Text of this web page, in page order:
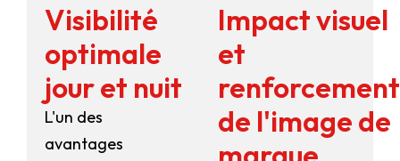
Visibilité
optimale
jour et nuit
L'un des
avantages
Impact visuel
et
renforcement
de l'image de